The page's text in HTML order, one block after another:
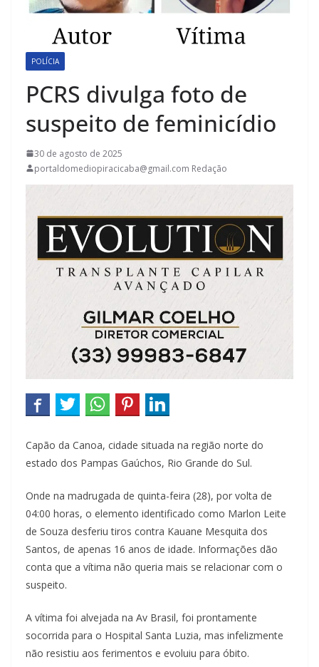
POLÍCIA
PCRS divulga foto de
suspeito de feminicídio
30 de agosto de 2025
portaldomediopiracicaba@gmail.com Redação
Capão da Canoa, cidade situada na região norte do
estado dos Pampas Gaúchos, Rio Grande do Sul.
Onde na madrugada de quinta-feira (28), por volta de
04:00 horas, o elemento identificado como Marlon Leite
de Souza desferiu tiros contra Kauane Mesquita dos
Santos, de apenas 16 anos de idade. Informações dão
conta que a vítima não queria mais se relacionar com o
suspeito.
A vítima foi alvejada na Av Brasil, foi prontamente
socorrida para o Hospital Santa Luzia, mas infelizmente
não resistiu aos ferimentos e evoluiu para óbito.